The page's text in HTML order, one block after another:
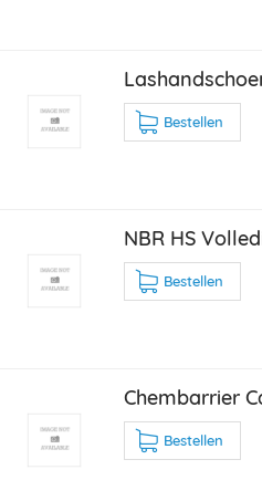
Bestellen
NBR HS
Bestellen
Chembarrier
Bestellen